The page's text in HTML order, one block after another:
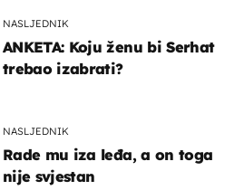
NASLJEDNIK
ANKETA: Koju ženu bi Serhat
trebao izabrati?
NASLJEDNIK
Rade mu iza leđa, a on toga
nije svjestan